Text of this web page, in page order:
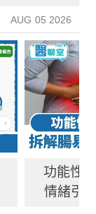
AUG 05 2026
功能性
情緒引